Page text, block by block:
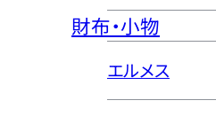
財布・小物
エルメス